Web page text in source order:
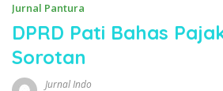
Jurnal Pantura
DPRD Pati Bahas
Sorotan
Jurnal Indo